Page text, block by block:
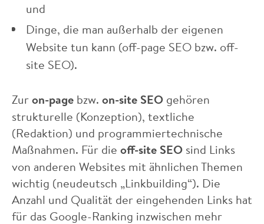
und
Dinge, die man außerhalb der eigenen
Website tun kann (off-page SEO bzw. off-
site SEO).
Zuron-page bzw. on-site SEO gehören
strukturelle (Konzeption), textliche
(Redaktion) und programmiertechnische
Maßnahmen. Für die off-site SEO sind Links
von anderen Websites mit ähnlichen Themen
wichtig (neudeutsch „Linkbuilding“). Die
Anzahl und Qualität der eingehenden Links hat
für das Google-Ranking inzwischen mehr